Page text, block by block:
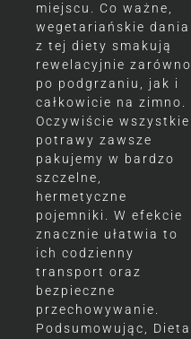
miejscu. Co ważne,
wegetariańskie dania
z tej diety smakują
rewelacyjnie zarówno
po podgrzaniu, jak i
całkowicie na zimno.
Oczywiście wszystkie
potrawy zawsze
pakujemy w bardzo
szczelne,
hermetyczne
pojemniki. W efekcie
znacznie ułatwia to
ich codzienny
transport oraz
bezpieczne
przechowywanie.
Podsumowując, Dieta